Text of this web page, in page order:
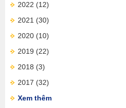
2022 (12)
2021 (30)
2020 (10)
2019 (22)
2018 (3)
2017 (32)
Xem thêm